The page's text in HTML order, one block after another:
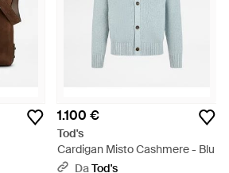
1.100 €
Tod's
Cardigan Misto Cashmere - Blu
DaTod's